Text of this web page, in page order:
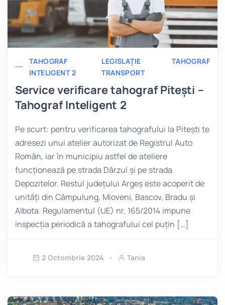
TAHOGRAF
INTELIGENT 2
LEGISLAȚIE
TRANSPORT
TAHOGRAF
Service verificare tahograf Pitești –
Tahograf Inteligent 2
Pe scurt: pentru verificarea tahografului la Pitești te
adresezi unui atelier autorizat de Registrul Auto
Român, iar în municipiu astfel de ateliere
funcționează pe strada Dârzul și pe strada
Depozitelor. Restul județului Argeș este acoperit de
unități din Câmpulung, Mioveni, Bascov, Bradu și
Albota. Regulamentul (UE) nr. 165/2014 impune
inspecția periodică a tahografului cel puțin […]
2 Octombrie 2024 Tania